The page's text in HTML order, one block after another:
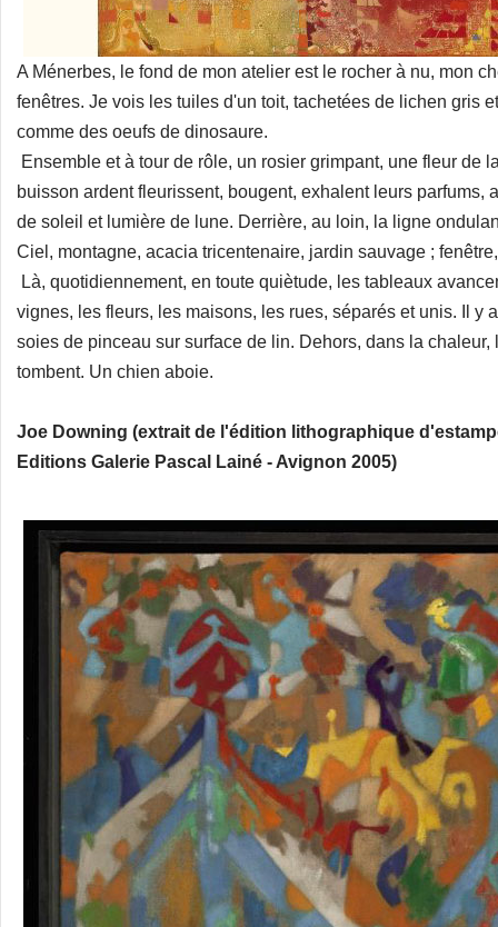
A Ménerbes, le fond de mon atelier est le rocher à nu, mon
fenêtres. Je vois les tuiles d'un toit, tachetées de lichen gris
comme des oeufs de dinosaure.
Ensemble et à tour de rôle, un rosier grimpant, une fleur de
buisson ardent fleurissent, bougent, exhalent leurs parfums,
de soleil et lumière de lune. Derrière, au loin, la ligne
Ciel, montagne, acacia tricentenaire, jardin sauvage ;
Là, quotidiennement, en toute quiètude, les tableaux
vignes, les fleurs, les maisons, les rues, séparés et unis. Il y
soies de pinceau sur surface de lin. Dehors, dans la
tombent. Un chien aboie.
Joe Downing (extrait de l'édition lithographique
Editions Galerie Pascal Lainé - Avignon 2005)